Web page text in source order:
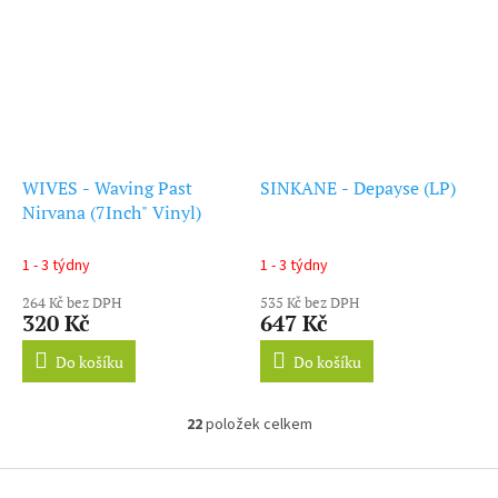
WIVES - Waving Past
Nirvana (7Inch" Vinyl)
1 - 3 týdny
264 Kč bez DPH
320 Kč
Do košíku
SINKANE - Depayse (LP)
1 - 3 týdny
535 Kč bez DPH
647 Kč
Do košíku
O
l
22položek celkem
Z